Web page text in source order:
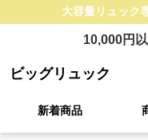
大容量リュック
10,000円
ビッグリュック
新着商品